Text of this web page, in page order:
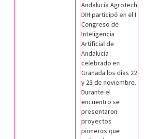
Andalucía Agrotech
DIH participó en el I
Congreso de
Inteligencia
Artificial de
Andalucía
celebrado en
Granada los días 22
y 23 de noviembre.
Durante el
encuentro se
presentaron
proyectos
pioneros que